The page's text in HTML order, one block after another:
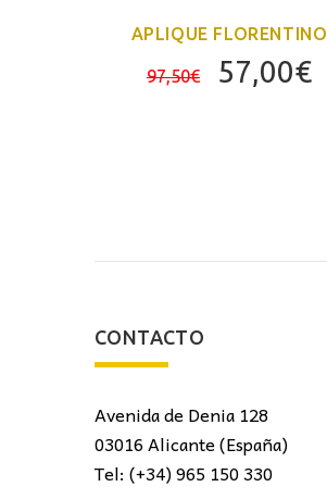
APLIQUE FLORENTINO
97,50€
El
57,00€El
CONTACTO
Avenida de Denia 128
03016 Alicante (España)
Tel: (+34) 965 150 330